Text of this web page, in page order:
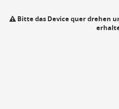
Bitte das Device quer drehen